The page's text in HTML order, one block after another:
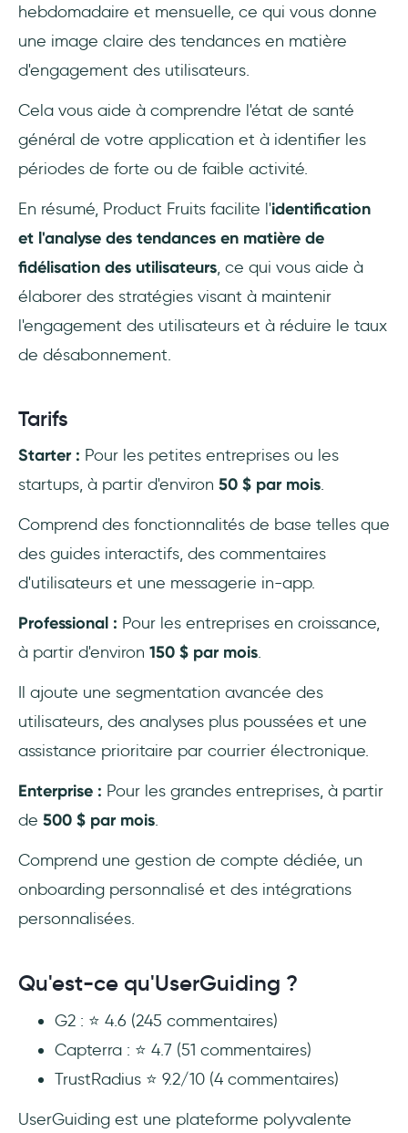
hebdomadaire et mensuelle, ce qui vous donne
une image claire des tendances en matière
d'engagement des utilisateurs.
Cela vous aide à comprendre l'état de santé
général de votre application et à identifier les
périodes de forte ou de faible activité.
En résumé, Product Fruits facilite l'identification
et l'analyse des tendances en matière de
fidélisation des utilisateurs, ce qui vous aide à
élaborer des stratégies visant à maintenir
l'engagement des utilisateurs et à réduire le taux
de désabonnement.
Tarifs
Starter : Pour les petites entreprises ou les
startups, à partir d'environ 50 $ par mois.
Comprend des fonctionnalités de base telles que
des guides interactifs, des commentaires
d'utilisateurs et une messagerie in-app.
Professional : Pour les entreprises en croissance,
à partir d'environ 150 $ par mois.
Il ajoute une segmentation avancée des
utilisateurs, des analyses plus poussées et une
assistance prioritaire par courrier électronique.
Enterprise : Pour les grandes entreprises, à partir
de 500 $ par mois.
Comprend une gestion de compte dédiée, un
onboarding personnalisé et des intégrations
personnalisées.
Qu'est-ce qu'UserGuiding ?
G2 : ⭐️ 4.6 (245 commentaires)
Capterra : ⭐️ 4.7 (51 commentaires)
TrustRadius ⭐ 9.2/10 (4 commentaires)
UserGuiding est une plateforme polyvalente